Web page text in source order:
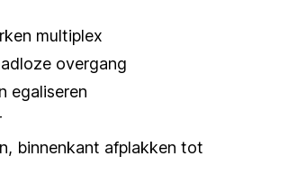
multiplex
overgang
egaliseren
binnenkant afplakken tot